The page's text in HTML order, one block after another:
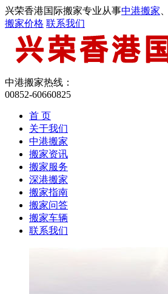
兴荣香港国际搬家专业从事中港搬家
搬家价格 联系我们
中港搬家热线：
00852-60660825
首 页
关于我们
中港搬家
搬家资讯
搬家服务
深港搬家
搬家指南
搬家问答
搬家车辆
联系我们